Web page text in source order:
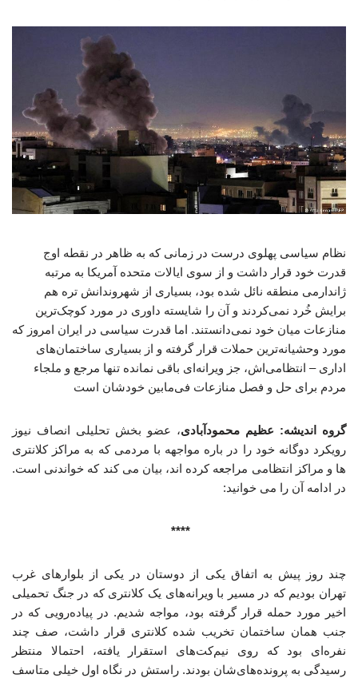
نظام سیاسی پهلوی درست در زمانی که به ظاهر در نقطه اوج
قدرت خود قرار داشت و از سوی ایالات متحده آمریکا به مرتبه
ژاندارمی منطقه نائل شده بود، بسیاری از شهروندانش تره هم
برایش خُرد نمی‌کردند و آن را شایسته داوری در مورد کوچک‌ترین
منازعات میان خود نمی‌دانستند. اما قدرت سیاسی در ایران امروز که
مورد وحشیانه‌ترین حملات قرار گرفته و از بسیاری ساختمان‌های
اداری – انتظامی‌اش، جز ویرانه‌ای باقی نمانده تنها مرجع و ملجاء
مردم برای حل و فصل منازعات فی‌مابین خودشان است
گروه اندیشه: عظیم محمودآبادی، عضو بخش تحلیلی انصاف نیوز
رویکرد دوگانه خود را در باره مواجهه با مردمی که به مراکز کلانتری
ها و مراکز انتظامی مراجعه کرده اند، بیان می کند که خواندنی است.
در ادامه آن را می خوانید:
****
چند روز پیش به اتفاق یکی از دوستان در یکی از بلوارهای غرب
تهران بودیم که در مسیر با ویرانه‌های یک کلانتری که در جنگ تحمیلی
اخیر مورد حمله قرار گرفته بود، مواجه شدیم. در پیاده‌رویی که در
جنب همان ساختمان تخریب شده کلانتری قرار داشت، صف چند
نفره‌ای بود که روی نیم‌کت‌های استقرار یافته، احتمالا منتظر
رسیدگی به پرونده‌های‌شان بودند. راستش در نگاه اول خیلی متاسف